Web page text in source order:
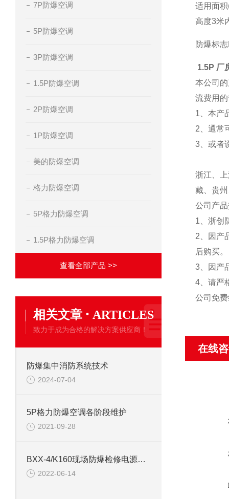
7P防爆空调
5P防爆空调
3P防爆空调
1.5P防爆空调
2P防爆空调
1P防爆空调
美的防爆空调
格力防爆空调
5P格力防爆空调
1.5P格力防爆空调
查看全部产品 >>
相关文章 · ARTICLES
致力于成为合格的解决方案供应商！
防爆集中消防系统技术
2024-07-04
5P格力防爆空调各阶段维护
2021-09-28
BXX-4/K160现场防爆检修电源插座箱 防爆动力检修箱
2022-06-14
适用面积
高度3米
防爆标
1.5P 厂
本公司
流费用
1 、本
2、通常
3、或者
浙江
藏、 贵州
公司产
1、浙创
2、因产
后购买。
3、因产
4、请严
公司免
在线